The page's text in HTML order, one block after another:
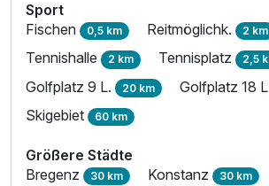
Doppelzimmer Premium
2 Erwachsene
Sport
Fischen 0,5 km Reitmöglichk. 2 km
Tennishalle 2 km Tennisplatz 2,5
Golfplatz 9 L. 20 km Golfplatz 18
Skigebiet 60 km
Größere Städte
Bregenz 30 km Konstanz 30 km